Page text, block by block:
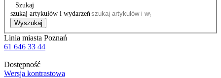
Szukaj
szukaj artykułów i wydarzeń
Wyszukaj
Linia miasta Poznań
61 646 33 44
Dostępność
Wersja kontrastowa